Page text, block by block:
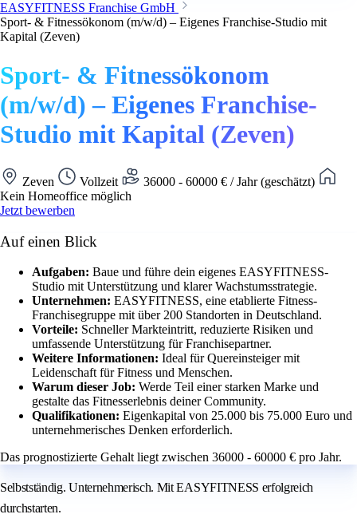
EASYFITNESS Franchise GmbH
Sport- & Fitnessökonom (m/w/d) – Eigenes Franchise-Studio mit
Kapital (Zeven)
Sport- & Fitnessökonom
(m/w/d) – Eigenes Franchise-
Studio mit Kapital (Zeven)
Zeven Vollzeit
36000 - 60000 € / Jahr (geschätzt)
Kein Homeoffice möglich
Jetzt bewerben
Auf einen Blick
Aufgaben: Baue und führe dein eigenes EASYFITNESS-
Studio mit Unterstützung und klarer Wachstumsstrategie.
Unternehmen: EASYFITNESS, eine etablierte Fitness-
Franchisegruppe mit über 200 Standorten in Deutschland.
Vorteile: Schneller Markteintritt, reduzierte Risiken und
umfassende Unterstützung für Franchisepartner.
Weitere Informationen: Ideal für Quereinsteiger mit
Leidenschaft für Fitness und Menschen.
Warum dieser Job: Werde Teil einer starken Marke und
gestalte das Fitnesserlebnis deiner Community.
Qualifikationen: Eigenkapital von 25.000 bis 75.000 Euro und
unternehmerisches Denken erforderlich.
Das prognostizierte Gehalt liegt zwischen 36000 - 60000 € pro Jahr.
Selbstständig. Unternehmerisch. Mit EASYFITNESS erfolgreich
durchstarten.